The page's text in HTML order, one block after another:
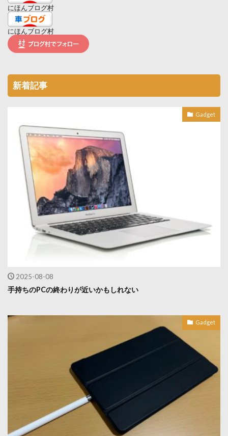
にほんブログ村
にほんブログ村
新着記事
Gadget
2025-08-08
手持ちのPCの終わりが近いかもしれない
Gadget